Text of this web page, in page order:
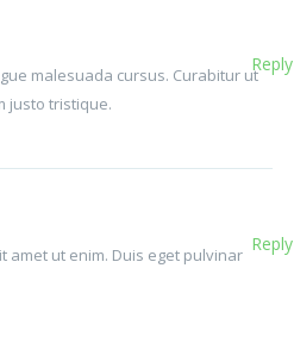
Reply
malesuada cursus. Curabitur ut
justo tristique.
Reply
amet ut enim. Duis eget pulvinar